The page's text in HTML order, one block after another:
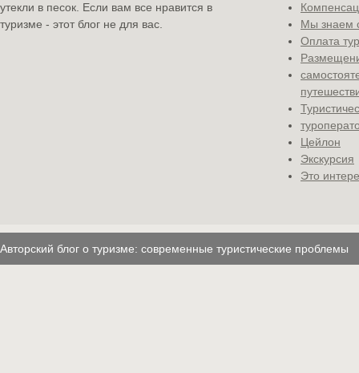
утекли в песок. Если вам все нравится в
туризме - этот блог не для вас.
Мы знаем
Оплата
Цейлон
Экскурсия
Это
Авторский блог о туризме: современные туристические проблемы